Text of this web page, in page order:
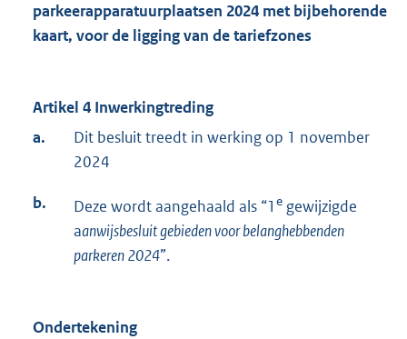
parkeerapparatuurplaatsen 2024 met bijbehorende
kaart, voor de ligging van de tariefzones
Artikel 4 Inwerkingtreding
a.
Dit besluit treedt in werking op 1 november
2024
b. Deze wordt aangehaald als “1 e gewijzigde
aanwijsbesluit gebieden voor belanghebbenden
parkeren 2024”.
Ondertekening